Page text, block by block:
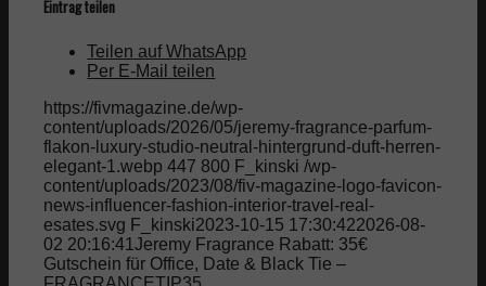
Eintrag teilen
Teilen auf WhatsApp
Per E-Mail teilen
https://fivmagazine.de/wp-
content/uploads/2026/05/jeremy-fragrance-parfum-
flakon-luxury-studio-neutral-hintergrund-duft-herren-
elegant-1.webp 447 800 F_kinski /wp-
content/uploads/2023/08/fiv-magazine-logo-favicon-
news-influencer-fashion-interior-travel-real-
esates.svg F_kinski2023-10-15 17:30:422026-08-
02 20:16:41Jeremy Fragrance Rabatt: 35€
Gutschein für Office, Date & Black Tie –